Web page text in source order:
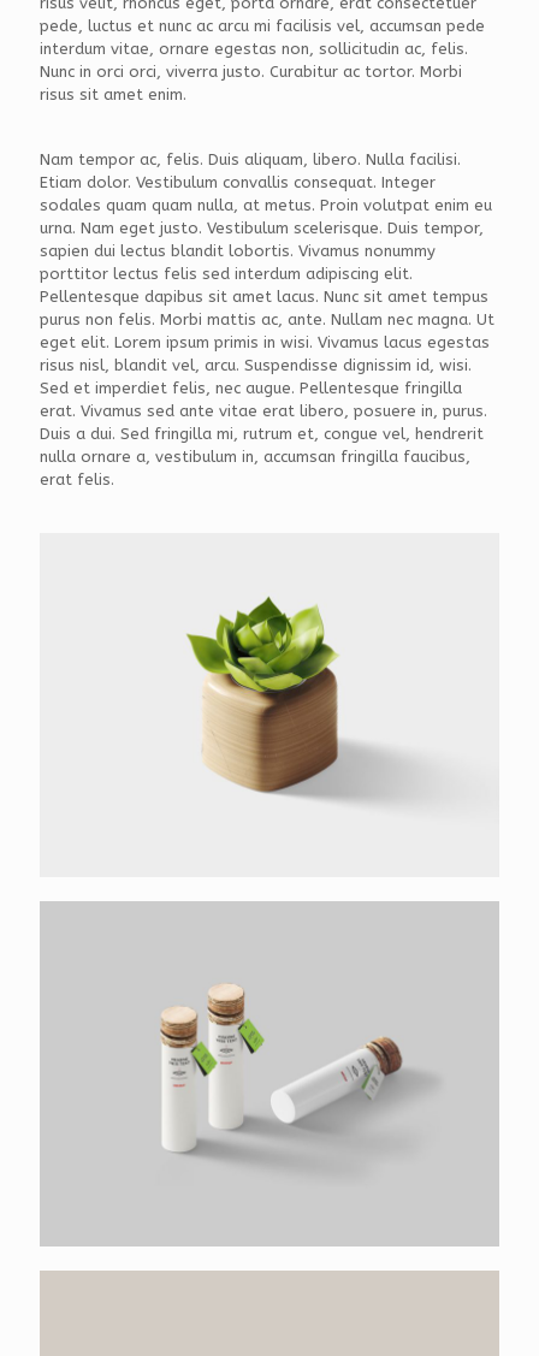
pede, luctus et nunc ac arcu mi facilisis vel, accumsan pede
interdum vitae, ornare egestas non, sollicitudin ac, felis.
Nunc in orci orci, viverra justo. Curabitur ac tortor. Morbi
risus sit amet enim.
Nam tempor ac, felis. Duis aliquam, libero. Nulla facilisi.
Etiam dolor. Vestibulum convallis consequat. Integer
sodales quam quam nulla, at metus. Proin volutpat enim eu
urna. Nam eget justo. Vestibulum scelerisque. Duis tempor,
sapien dui lectus blandit lobortis. Vivamus nonummy
porttitor lectus felis sed interdum adipiscing elit.
Pellentesque dapibus sit amet lacus. Nunc sit amet tempus
purus non felis. Morbi mattis ac, ante. Nullam nec magna. Ut
eget elit. Lorem ipsum primis in wisi. Vivamus lacus egestas
risus nisl, blandit vel, arcu. Suspendisse dignissim id, wisi.
Sed et imperdiet felis, nec augue. Pellentesque fringilla
erat. Vivamus sed ante vitae erat libero, posuere in, purus.
Duis a dui. Sed fringilla mi, rutrum et, congue vel, hendrerit
nulla ornare a, vestibulum in, accumsan fringilla faucibus,
erat felis.